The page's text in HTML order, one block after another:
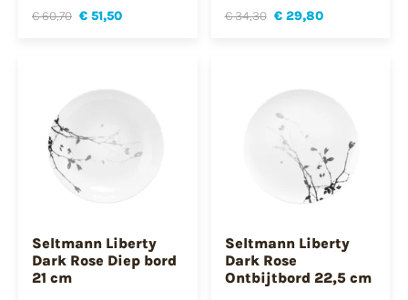
€ 60,70 € 51,50 € 34,30 € 29,80
Seltmann Liberty
Dark Rose Diep bord
21 cm
Seltmann Liberty
Dark Rose
Ontbijtbord 22,5 cm